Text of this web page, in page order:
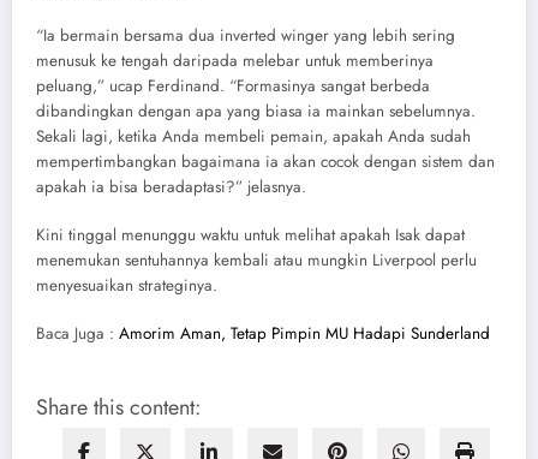
“Ia bermain bersama dua inverted winger yang lebih sering
menusuk ke tengah daripada melebar untuk memberinya
peluang,” ucap Ferdinand. “Formasinya sangat berbeda
dibandingkan dengan apa yang biasa ia mainkan sebelumnya.
Sekali lagi, ketika Anda membeli pemain, apakah Anda sudah
mempertimbangkan bagaimana ia akan cocok dengan sistem dan
apakah ia bisa beradaptasi?” jelasnya.
Kini tinggal menunggu waktu untuk melihat apakah Isak dapat
menemukan sentuhannya kembali atau mungkin Liverpool perlu
menyesuaikan strateginya.
Baca Juga : Amorim Aman, Tetap Pimpin MU Hadapi Sunderland
Share this content: